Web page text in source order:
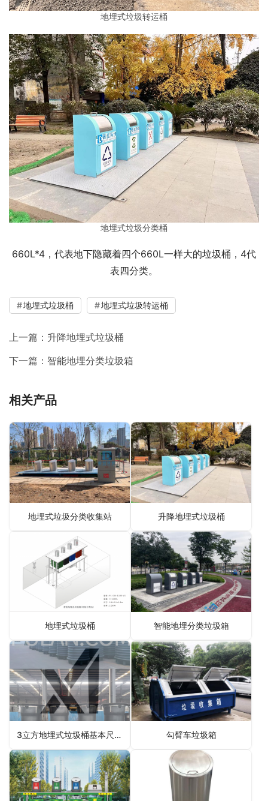
地埋式垃圾转运桶
地埋式垃圾分类桶
660L*4，代表地下隐藏着四个660L一样大的垃圾桶，4代
表四分类。
地埋式垃圾桶 地埋式垃圾转运桶
上一篇： 升降地埋式垃圾桶
下一篇： 智能地埋分类垃圾箱
相关产品
地埋式垃圾分类收集站 升降地埋式垃圾桶
地埋式垃圾桶 智能地埋分类垃圾箱
3立方地埋式垃圾桶基本尺寸技术指标 勾臂车垃圾箱